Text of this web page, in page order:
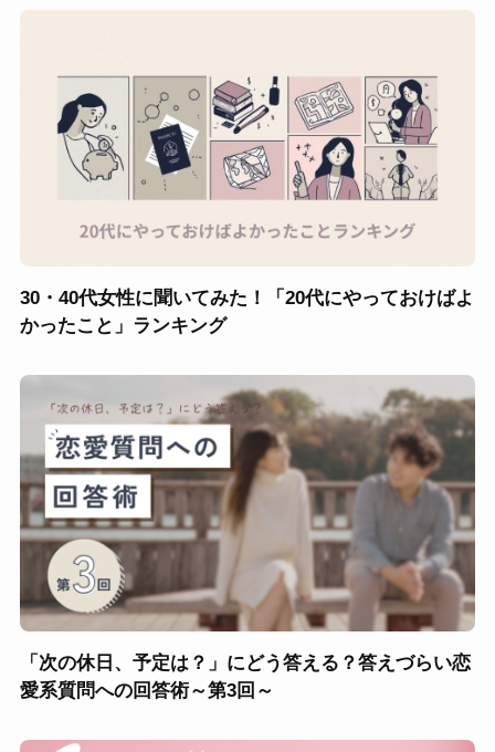
30・40代女性に聞いてみた！「20代にやっておけばよ
かったこと」ランキング
「次の休日、予定は？」にどう答える？答えづらい恋
愛系質問への回答術～第3回～